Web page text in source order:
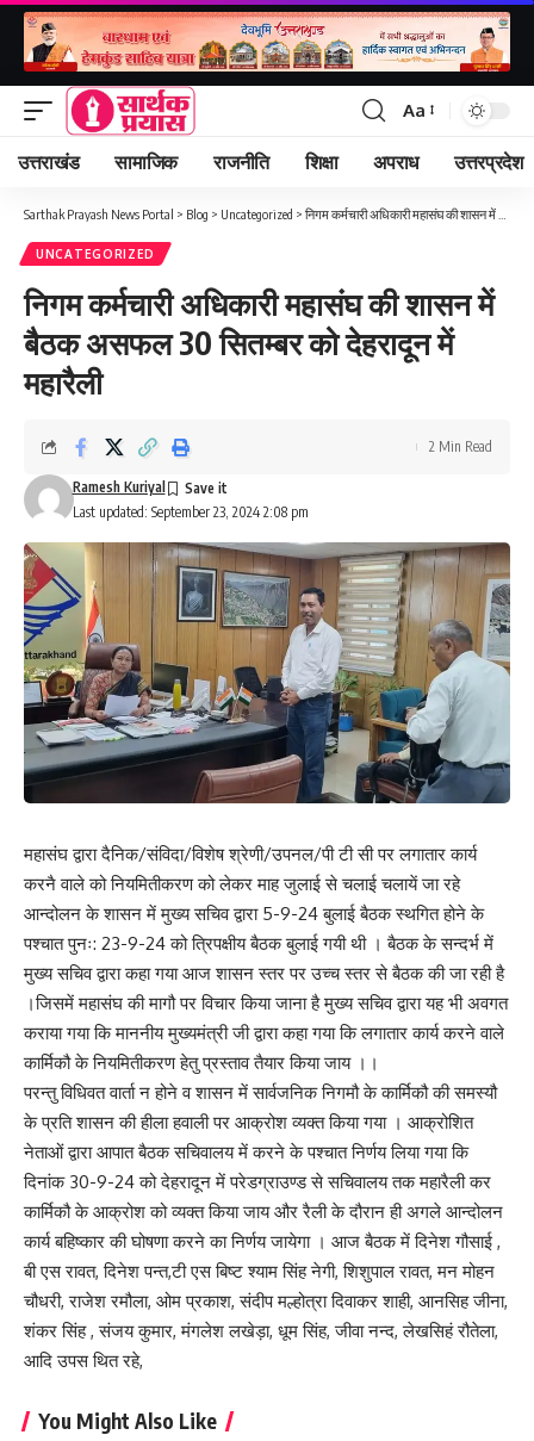
Font
Resizer
Aa
उत्तराखंड सामाजिक राजनीति शिक्षा अपराध उत्तरप्रदेश
Sarthak Prayash News Portal > Blog > Uncategorized > निगम कर्मचारी अधिकारी महासंघ की शासन में बैठक असफल 30 सितम्बर को देहरादून में महारैली
UNCATEGORIZED
निगम कर्मचारी अधिकारी महासंघ की शासन में
बैठक असफल 30 सितम्बर को देहरादून में
महारैली
Last updated: September 23, 2024 2:08 pm
Ramesh Kuriyal
2 Min Read
महासंघ द्वारा दैनिक/संविदा/विशेष श्रेणी/उपनल/पी टी सी पर लगातार कार्य
करनै वाले को नियमितीकरण को लेकर माह जुलाई से चलाई चलायें जा रहे
आन्दोलन के शासन में मुख्य सचिव द्वारा 5-9-24 बुलाई बैठक स्थगित होने के
पश्चात पुनः: 23-9-24 को त्रिपक्षीय बैठक बुलाई गयी थी । बैठक के सन्दर्भ में
मुख्य सचिव द्वारा कहा गया आज शासन स्तर पर उच्च स्तर से बैठक की जा रही है
।जिसमें महासंघ की मागौ पर विचार किया जाना है मुख्य सचिव द्वारा यह भी अवगत
कराया गया कि माननीय मुख्यमंत्री जी द्वारा कहा गया कि लगातार कार्य करने वाले
कार्मिकौ के नियमितीकरण हेतु प्रस्ताव तैयार किया जाय ।।
परन्तु विधिवत वार्ता न होने व शासन में सार्वजनिक निगमौ के कार्मिकौ की समस्यौ
के प्रति शासन की हीला हवाली पर आक्रोश व्यक्त किया गया । आक्रोशित
नेताओं द्वारा आपात बैठक सचिवालय में करने के पश्चात निर्णय लिया गया कि
दिनांक 30-9-24 को देहरादून में परेडग्राउण्ड से सचिवालय तक महारैली कर
कार्मिकौ के आक्रोश को व्यक्त किया जाय और रैली के दौरान ही अगले आन्दोलन
कार्य बहिष्कार की घोषणा करने का निर्णय जायेगा । आज बैठक में दिनेश गौसाई ,
बी एस रावत, दिनेश पन्त,टी एस बिष्ट श्याम सिंह नेगी, शिशुपाल रावत, मन मोहन
चौधरी, राजेश रमौला, ओम प्रकाश, संदीप मल्होत्रा दिवाकर शाही, आनसिह जीना,
शंकर सिंह , संजय कुमार, मंगलेश लखेड़ा, धूम सिंह, जीवा नन्द, लेखसिहं रौतेला,
आदि उपस थित रहे,
You Might Also Like